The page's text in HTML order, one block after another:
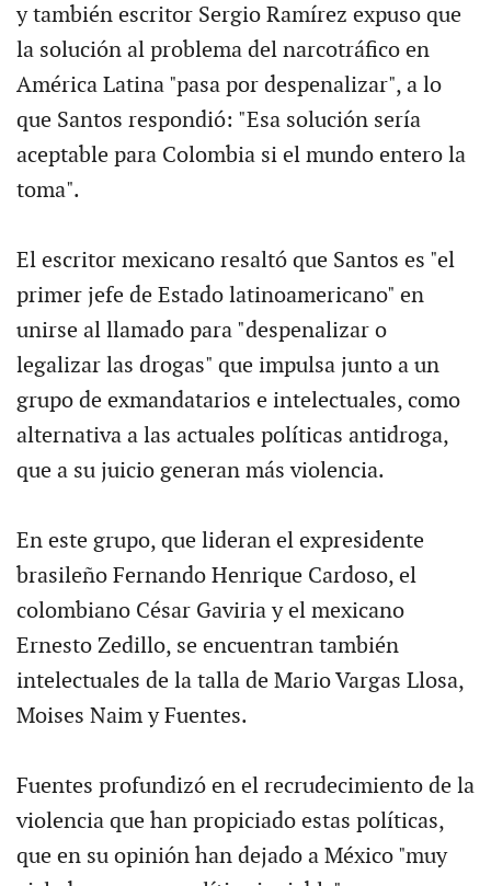
y también escritor Sergio Ramírez expuso que
la solución al problema del narcotráfico en
América Latina "pasa por despenalizar", a lo
que Santos respondió: "Esa solución sería
aceptable para Colombia si el mundo entero la
toma".
El escritor mexicano resaltó que Santos es "el
primer jefe de Estado latinoamericano" en
unirse al llamado para "despenalizar o
legalizar las drogas" que impulsa junto a un
grupo de exmandatarios e intelectuales, como
alternativa a las actuales políticas antidroga,
que a su juicio generan más violencia.
En este grupo, que lideran el expresidente
brasileño Fernando Henrique Cardoso, el
colombiano César Gaviria y el mexicano
Ernesto Zedillo, se encuentran también
intelectuales de la talla de Mario Vargas Llosa,
Moises Naim y Fuentes.
Fuentes profundizó en el recrudecimiento de la
violencia que han propiciado estas políticas,
que en su opinión han dejado a México "muy